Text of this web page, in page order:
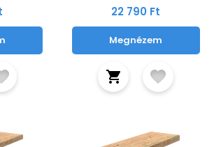
22 790 Ft
Megnézem